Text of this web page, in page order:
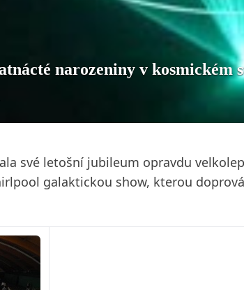
narozeniny v kosmickém
své letošní jubileum opravdu
galaktickou show, kterou